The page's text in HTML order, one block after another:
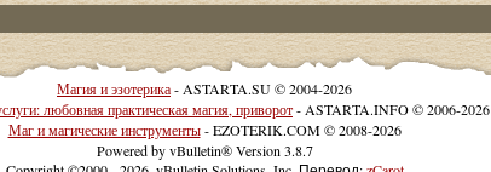
Магия и эзотерика- ASTARTA.SU © 2004-2026
любовная практическая магия, приворот- ASTARTA.INFO © 2006-2026
Маг и магические инструменты- EZOTERIK.COM © 2008-2026
Powered by vBulletin® Version 3.8.7